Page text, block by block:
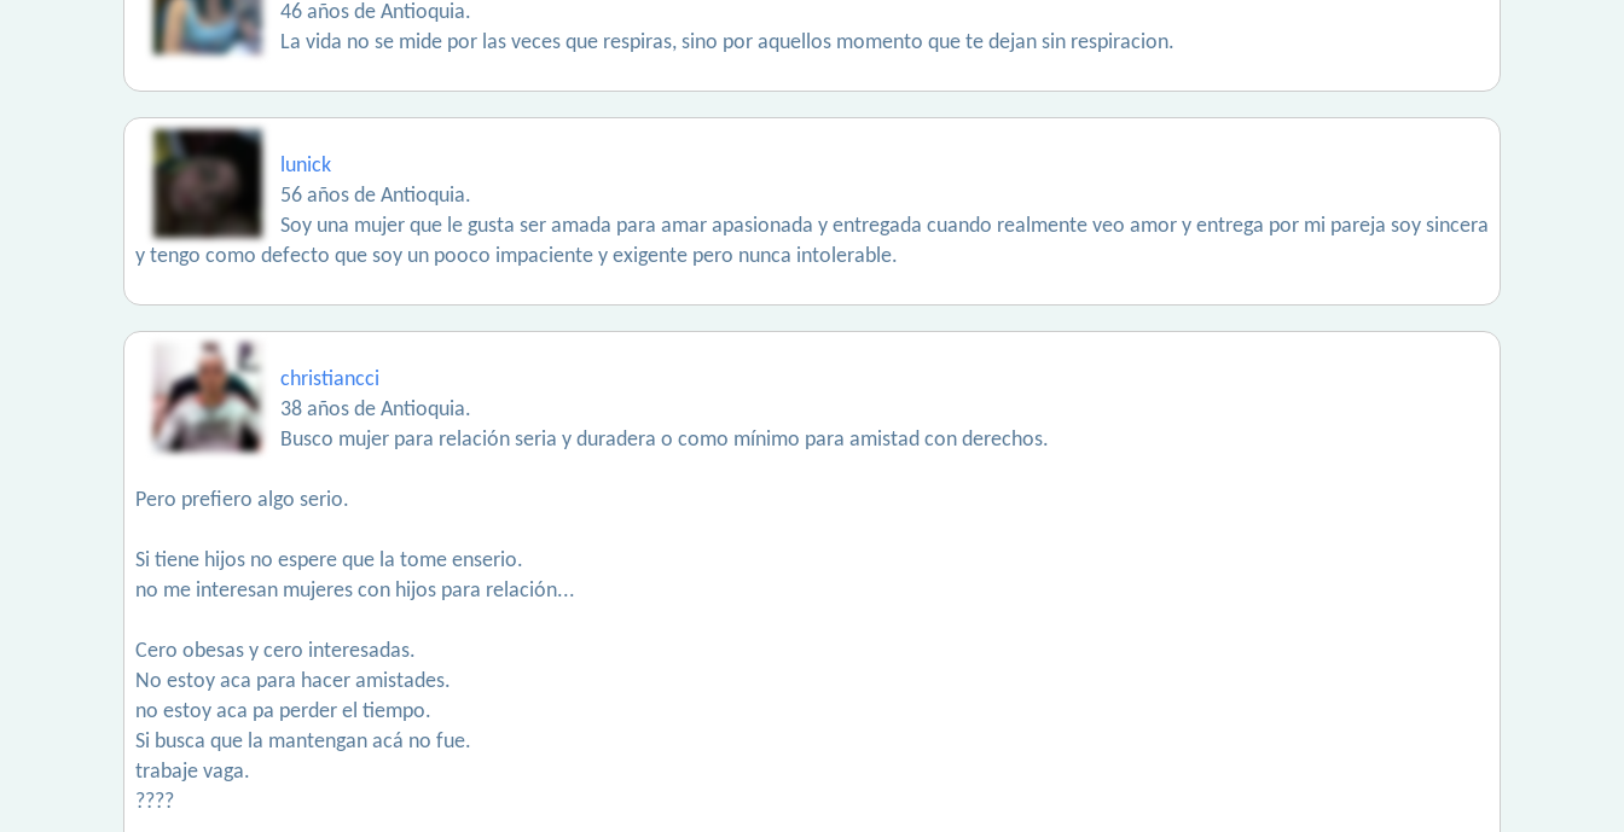
46 años de Antioquia.
La vida no se mide por las veces que respiras, sino por aquellos momento que te dejan sin respiracion.
lunick
56 años de Antioquia.
Soy una mujer que le gusta ser amada para amar apasionada y entregada cuando realmente veo amor y entrega por mi pareja soy sincera
y tengo como defecto que soy un pooco impaciente y exigente pero nunca intolerable.
christiancci
38 años de Antioquia.
Busco mujer para relación seria y duradera o como mínimo para amistad con derechos.
Pero prefiero algo serio.
Si tiene hijos no espere que la tome enserio.
no me interesan mujeres con hijos para relación...
Cero obesas y cero interesadas.
No estoy aca para hacer amistades.
no estoy aca pa perder el tiempo.
Si busca que la mantengan acá no fue.
trabaje vaga.
????